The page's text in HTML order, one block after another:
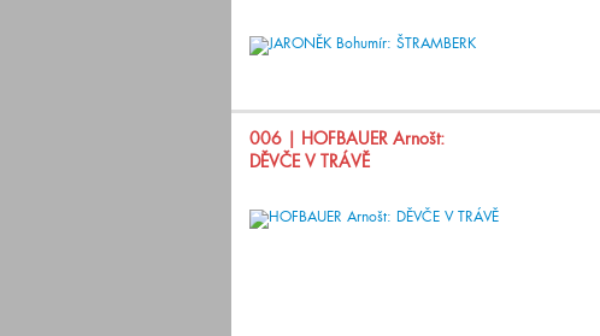
006 | HOFBAUER Arnošt:
DĚVČE V TRÁVĚ